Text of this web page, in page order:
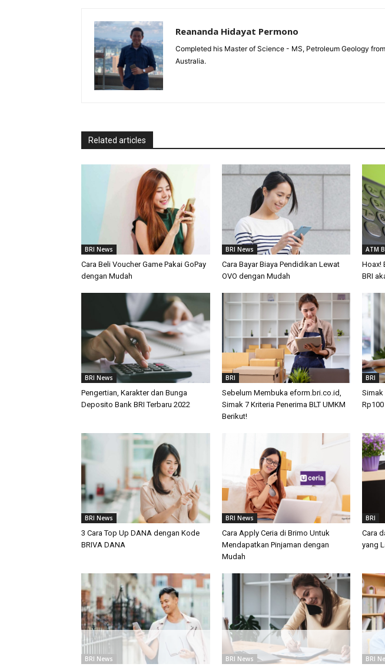
Reananda Hidayat Permono
Completed his Master of Science - MS, Petroleum Geology
Australia.
Related articles
BRI News
Cara Beli Voucher Game Pakai GoPay
dengan Mudah
BRI News
Cara Bayar Biaya Pendidikan Lewat
OVO dengan Mudah
ATM
Hoax!
BRI
BRI News
Pengertian, Karakter dan Bunga
Deposito Bank BRI Terbaru 2022
BRI
Sebelum Membuka eform.bri.co.id,
Simak 7 Kriteria Penerima BLT UMKM
Berikut!
BRI
Simak
BRI News
3 Cara Top Up DANA dengan Kode
BRIVA DANA
BRI News
Cara Apply Ceria di Brimo Untuk
Mendapatkan Pinjaman dengan
Mudah
BRI
Cara
yang
BRI News BRI News BRI